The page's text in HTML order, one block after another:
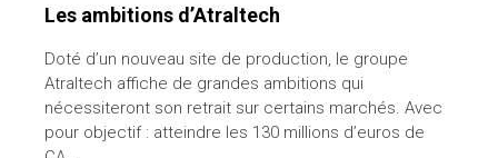
Les ambitions d’Atraltech
Doté d’un nouveau site de production, le groupe
Atraltech affiche de grandes ambitions qui
nécessiteront son retrait sur certains marchés. Avec
pour objectif : atteindre les 130 millions d’euros de